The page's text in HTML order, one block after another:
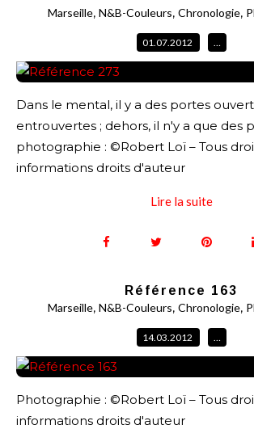
Marseille, N&B-Couleurs, Chronologie,
01.07.2012 …
Dans le mental, il y a des portes
entrouvertes ; dehors, il n'y a que des
photographie : ©Robert Loï – Tous
informations droits d'auteur
Lire la suite
Référence 163
Marseille, N&B-Couleurs, Chronologie,
14.03.2012 …
Photographie : ©Robert Loï – Tous
informations droits d'auteur